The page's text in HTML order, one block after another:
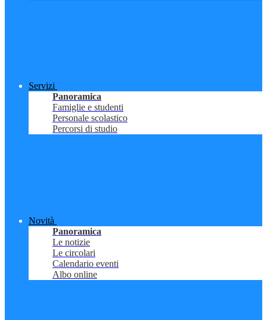
Servizi
Panoramica
Famiglie e studenti
Personale scolastico
Percorsi di studio
Novità
Panoramica
Le notizie
Le circolari
Calendario eventi
Albo online